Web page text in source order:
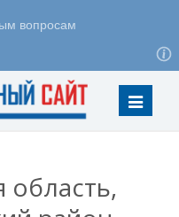
Меню
область,